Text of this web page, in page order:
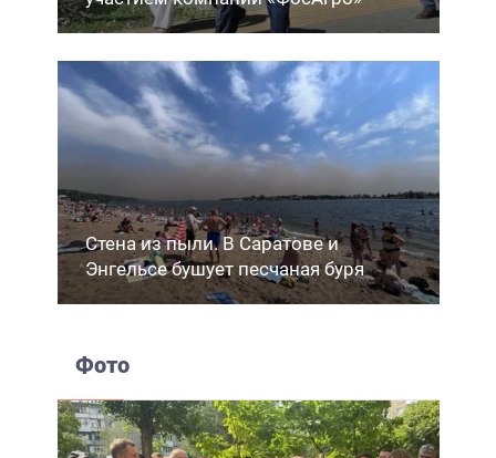
Стена из пыли. В Саратове и
Энгельсе бушует песчаная буря
Фото